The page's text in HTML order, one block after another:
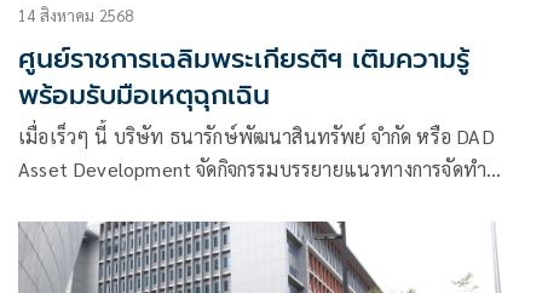
14 สิงหาคม 2568
ศูนย์ราชการเฉลิมพระเกียรติฯ เติมความรู้
พร้อมรับมือเหตุฉุกเฉิน
เมื่อเร็วๆ นี้ บริษัท ธนารักษ์พัฒนาสินทรัพย์ จำกัด หรือ DAD
Asset Development จัดกิจกรรมบรรยายแนวทางการจัดทำ